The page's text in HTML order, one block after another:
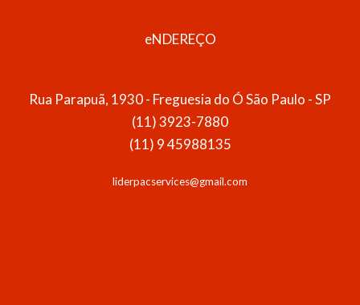
eNDEREÇO
Rua Parapuã, 1930 - Freguesia do Ó São Paulo - SP
(11) 3923-7880
(11) 9 45988135
liderpacservices@gmail.com